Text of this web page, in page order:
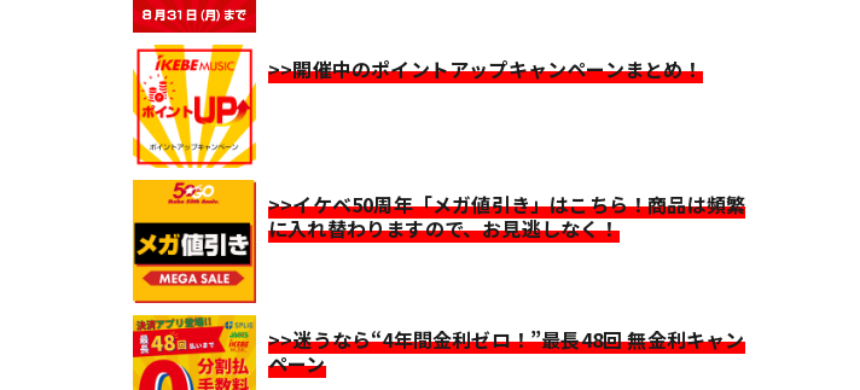
>>開催中のポイントアップキャンペーンまとめ！
>>イケベ50周年「メガ値引き」はこちら！商品は頻繁
に入れ替わりますので、お見逃しなく！
>>迷うなら“4年間金利ゼロ！”最長48回 無金利キャン
ペーン